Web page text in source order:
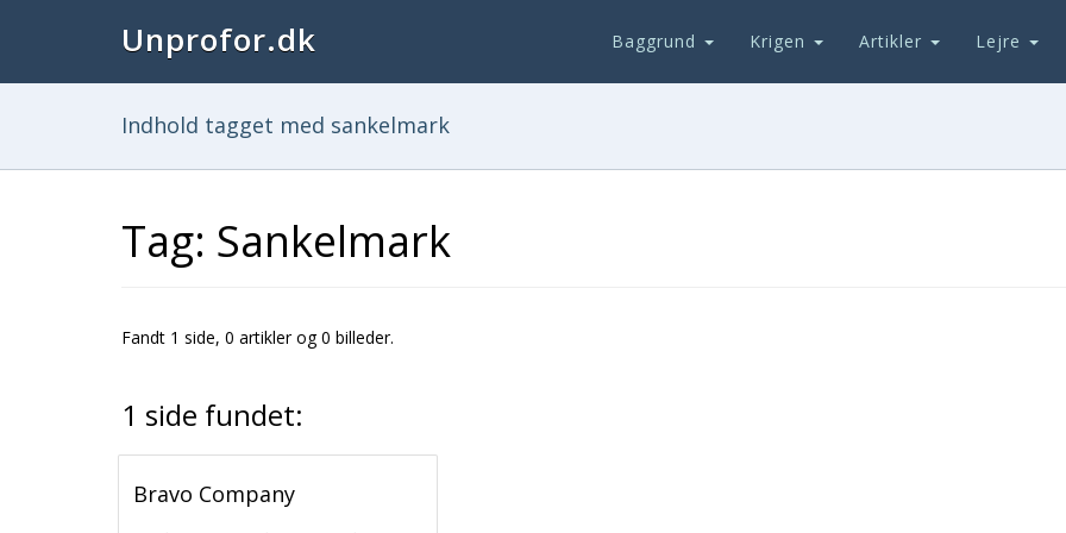
Unprofor.dk Baggrund Krigen Artikler Lejre
Indhold tagget med sankelmark
Tag: Sankelmark
Fandt 1 side, 0 artikler og 0 billeder.
1 side fundet:
Bravo Company